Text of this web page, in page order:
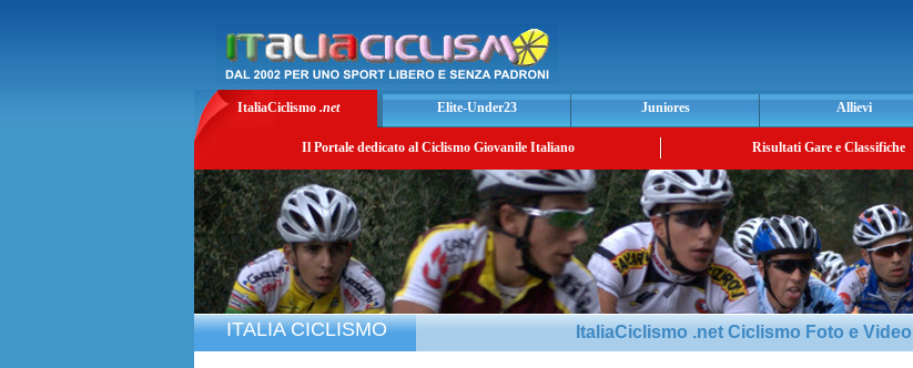
ItaliaCiclismo .net Elite-Under23 Juniores Allievi
Il Portale dedicato al Ciclismo Giovanile Italiano Risultati Gare e Classifiche
ITALIA CICLISMO ItaliaCiclismo .net Ciclismo Foto e Video